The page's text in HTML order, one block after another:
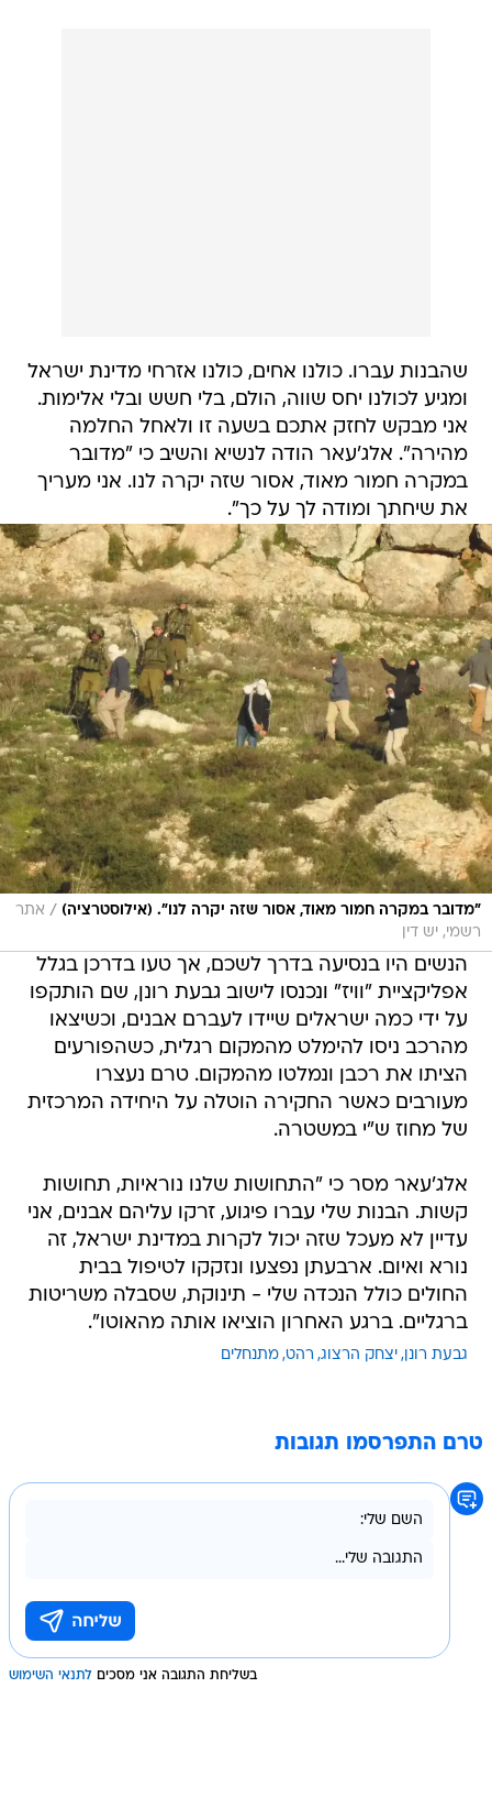
שהבנות עברו. כולנו אחים, כולנו אזרחי מדינת ישראל
ומגיע לכולנו יחס שווה, הולם, בלי חשש ובלי אלימות.
אני מבקש לחזק אתכם בשעה זו ולאחל החלמה
מהירה". אלג'עאר הודה לנשיא והשיב כי "מדובר
במקרה חמור מאוד, אסור שזה יקרה לנו. אני מעריך
את שיחתך ומודה לך על כך".
"מדובר במקרה חמור מאוד, אסור שזה יקרה לנו". (אילוסטרציה) / אתר
רשמי, יש דין
הנשים היו בנסיעה בדרך לשכם, אך טעו בדרכן בגלל
אפליקציית "וויז" ונכנסו לישוב גבעת רונן, שם הותקפו
על ידי כמה ישראלים שיידו לעברם אבנים, וכשיצאו
מהרכב ניסו להימלט מהמקום רגלית, כשהפורעים
הציתו את רכבן ונמלטו מהמקום. טרם נעצרו
מעורבים כאשר החקירה הוטלה על היחידה המרכזית
של מחוז ש"י במשטרה.
אלג'עאר מסר כי "התחושות שלנו נוראיות, תחושות
קשות. הבנות שלי עברו פיגוע, זרקו עליהם אבנים, אני
עדיין לא מעכל שזה יכול לקרות במדינת ישראל, זה
נורא ואיום. ארבעתן נפצעו ונזקקו לטיפול בבית
החולים כולל הנכדה שלי - תינוקת, שסבלה משריטות
ברגליים. ברגע האחרון הוציאו אותה מהאוטו".
גבעת רונן יצחק הרצוג רהט מתנחלים
טרם התפרסמו תגובות
בשליחת התגובה אני מסכים לתנאי השימוש